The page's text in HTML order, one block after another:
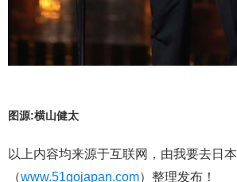
图源:横山健太
以上内容均来源于互联网，由我要去日本
（www.51gojapan.com）整理发布！